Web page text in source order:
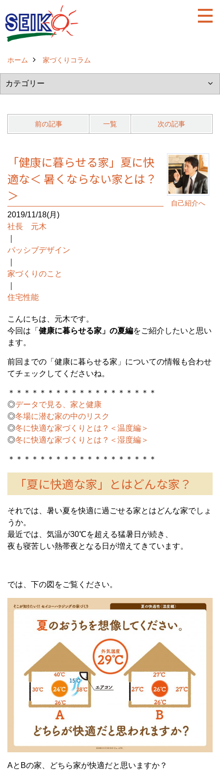
ホーム 家づくりコラム
前の記事 一覧 次の記事
自己紹介へ
「健康に暮らせる家」夏に快
適な＜ 暑くならない家とは？
＞
2019/11/18(月)
社長 元木
パッシブデザイン
家づくりのこと
住宅性能
こんにちは、元木です。
今回は「 健康に暮らせる家」の夏編をご紹介したいと思い
ます。
前回までの「健康に暮らせる家」についての情報も合わせ
てチェックしてくださいね。
＊＊＊＊＊＊＊＊＊＊＊＊＊＊＊＊＊＊＊
◎データで見る、家と健康
◎冬場に潜む家の中のリスク
◎冬に快適な家づくりとは？＜温度編＞
◎冬に快適な家づくりとは？＜湿度編＞
＊＊＊＊＊＊＊＊＊＊＊＊＊＊＊＊＊＊＊
「夏に快適な家」とはどんな家？
それでは、暑い夏を快適に過ごせる家とはどんな家でしょ
うか。
最近では、気温が30℃を超える猛暑日が続き、
夜も寝苦しい熱帯夜となる日が増えてきています。
では、下の図をご覧ください。
AとBの家、どちら家が快適だと思いますか？